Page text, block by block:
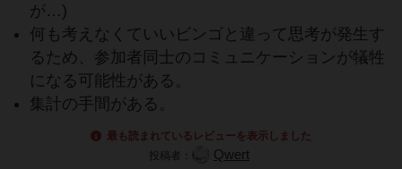
が…)
何も考えなくていいビンゴと違って思考が発生す
るため、参加者同士のコミュニケーションが犠牲
になる可能性がある。
集計の手間がある。
最も読まれているレビューを表示しました
投稿者：
Qwert